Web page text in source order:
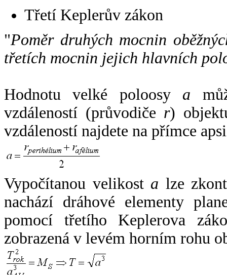
Třetí Keplerův zákon
"Poměr druhých mocnin
třetích mocnin jejich hlavních
Hodnotu velké poloosy a
vzdáleností (průvodiče r)
vzdáleností najdete na přímce
Vypočítanou velikost a lze
nachází dráhové elementy
pomocí třetího Keplerova
zobrazená v levém horním rohu